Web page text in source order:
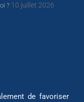
? 10 juillet 2026
de favoriser